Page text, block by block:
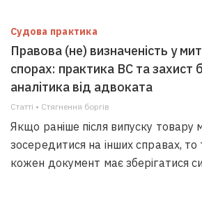
Судова практика
Правова (не) визначеність у
спорах: практика ВС та захист
аналітика від адвоката
Статті • Стягнення боргiв
Якщо раніше після випуску товару
зосередитися на інших справах, то
кожен документ має зберігатися